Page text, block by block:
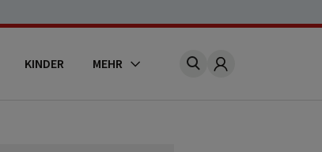
KINDER MEHR Account